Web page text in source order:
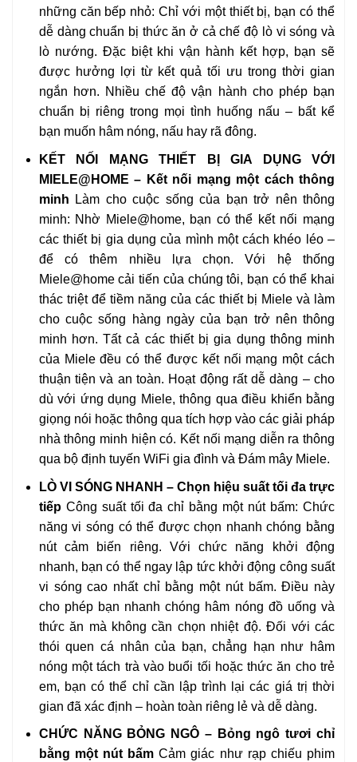
những căn bếp nhỏ: Chỉ với một thiết bị, bạn có thể
dễ dàng chuẩn bị thức ăn ở cả chế độ lò vi sóng và
lò nướng. Đặc biệt khi vận hành kết hợp, bạn sẽ
được hưởng lợi từ kết quả tối ưu trong thời gian
ngắn hơn. Nhiều chế độ vận hành cho phép bạn
chuẩn bị riêng trong mọi tình huống nấu – bất kể
bạn muốn hâm nóng, nấu hay rã đông.
KẾT NỐI MẠNG THIẾT BỊ GIA DỤNG VỚI
MIELE@HOME – Kết nối mạng một cách thông
minh
Làm cho cuộc sống của bạn trở nên thông
minh: Nhờ Miele@home, bạn có thể kết nối mạng
các thiết bị gia dụng của mình một cách khéo léo –
để có thêm nhiều lựa chọn. Với hệ thống
Miele@home cải tiến của chúng tôi, bạn có thể khai
thác triệt để tiềm năng của các thiết bị Miele và làm
cho cuộc sống hàng ngày của bạn trở nên thông
minh hơn. Tất cả các thiết bị gia dụng thông minh
của Miele đều có thể được kết nối mạng một cách
thuận tiện và an toàn. Hoạt động rất dễ dàng – cho
dù với ứng dụng Miele, thông qua điều khiển bằng
giọng nói hoặc thông qua tích hợp vào các giải pháp
nhà thông minh hiện có. Kết nối mạng diễn ra thông
qua bộ định tuyến WiFi gia đình và Đám mây Miele.
LÒ VI SÓNG NHANH – Chọn hiệu suất tối đa trực
tiếp Công suất tối đa chỉ bằng một nút bấm: Chức
năng vi sóng có thể được chọn nhanh chóng bằng
nút cảm biến riêng. Với chức năng khởi động
nhanh, bạn có thể ngay lập tức khởi động công suất
vi sóng cao nhất chỉ bằng một nút bấm. Điều này
cho phép bạn nhanh chóng hâm nóng đồ uống và
thức ăn mà không cần chọn nhiệt độ. Đối với các
thói quen cá nhân của bạn, chẳng hạn như hâm
nóng một tách trà vào buổi tối hoặc thức ăn cho trẻ
em, bạn có thể chỉ cần lập trình lại các giá trị thời
gian đã xác định – hoàn toàn riêng lẻ và dễ dàng.
CHỨC NĂNG BỎNG NGÔ – Bỏng ngô tươi chỉ
bằng một nút bấmCảm giác như rạp chiếu phim